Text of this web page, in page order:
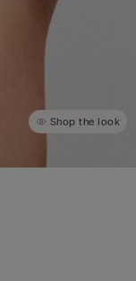
Shop the look